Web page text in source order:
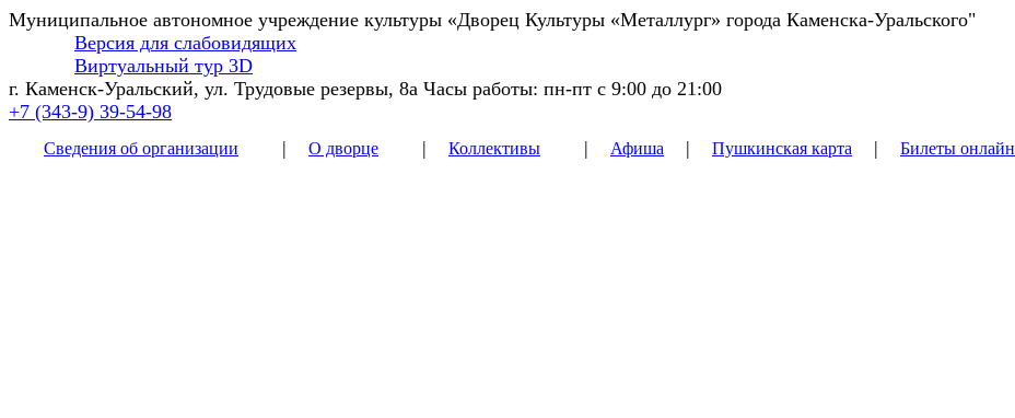
Муниципальное автономное учреждение культуры «Дворец Культуры «Металлург» города Каменска-Уральского"
Версия для слабовидящих
Виртуальный тур 3D
г. Каменск-Уральский, ул. Трудовые резервы, 8а Часы работы: пн-пт с 9:00 до 21:00
+7 (343-9) 39-54-98
Сведения об организации | О дворце | Коллективы | Афиша | Пушкинская карта | Билеты онлайн